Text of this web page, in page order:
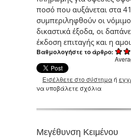
ποσό που αυξάνεται στα
συμπεριληφθούν οι
δικαστικά έξοδα, οι
έκδοση επιταγής και η
Βαθμολογήστε το άρθρο:
Εισέλθετε στο σύστημαή
να υποβάλετε σχόλια
Μεγέθυνση Κειμένου